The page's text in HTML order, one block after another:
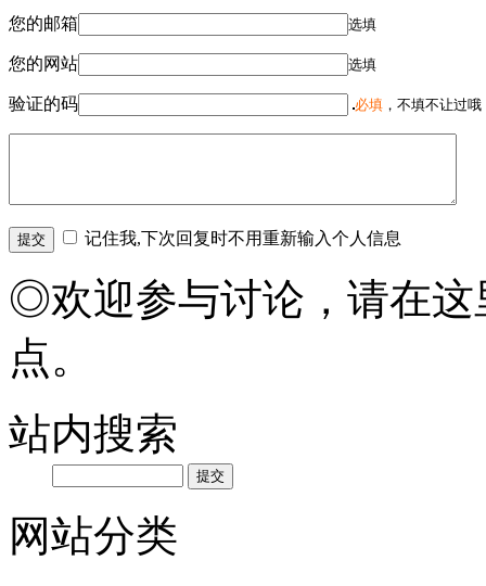
您的邮箱 选填
您的网站 选填
验证的码 必填 ，不填不让过
记住我,下次回复时不用重新输入个人信息
◎欢迎参与讨论，请在这
点。
站内搜索
网站分类